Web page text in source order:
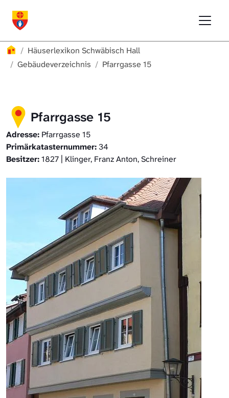
Häuserlexikon
Häuserlexikon Schwäbisch Hall
Gebäudeverzeichnis
Pfarrgasse 15
Pfarrgasse 15
Adresse: Pfarrgasse 15
Primärkatasternummer:34
Besitzer:1827 | Klinger, Franz Anton, Schreiner
Häuserlexikon Steinbach
Digitale Nachschlagewerke
Gebäudeverzeichnis